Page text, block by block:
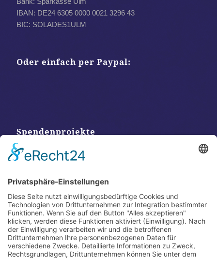
IBAN: DE24 6305 0000 0021 3296 43
BIC: SOLADES1ULM
Oder einfach per Paypal:
Spendenprojekte
Kontakt